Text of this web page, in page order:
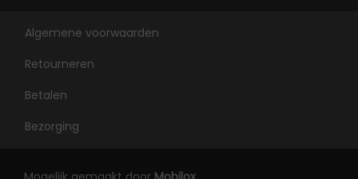
Algemene voorwaarden
Retourneren
Betalen
Bezorging